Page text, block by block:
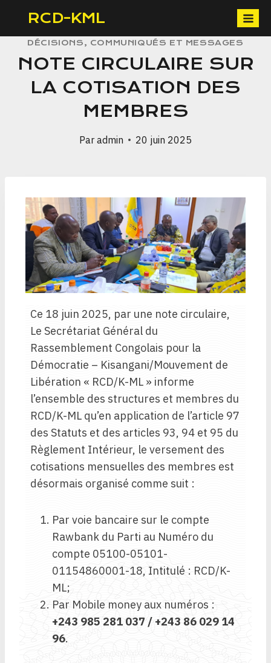
RCD-KML
DÉCISIONS, COMMUNIQUÉS ET MESSAGES
NOTE CIRCULAIRE SUR
LA COTISATION DES
MEMBRES
Par admin 20 juin 2025
Ce 18 juin 2025, par une note circulaire,
Le Secrétariat Général du
Rassemblement Congolais pour la
Démocratie – Kisangani/Mouvement de
Libération « RCD/K-ML » informe
l’ensemble des structures et membres du
RCD/K-ML qu’en application de l’article 97
des Statuts et des articles 93, 94 et 95 du
Règlement Intérieur, le versement des
cotisations mensuelles des membres est
désormais organisé comme suit :
Par voie bancaire sur le compte
Rawbank du Parti au Numéro du
compte 05100-05101-
01154860001-18, Intitulé : RCD/K-
ML;
Par Mobile money aux numéros :
+243 985 281 037 / +243 86 029 14
96.